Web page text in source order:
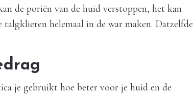
de poriën van de huid verstoppen, het kan
helemaal in de war maken. Datzelfde
je gebruikt hoe beter voor je huid en de